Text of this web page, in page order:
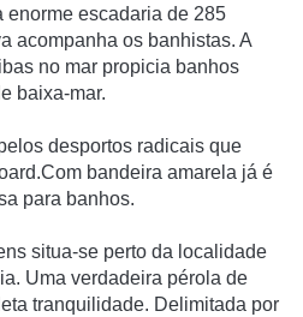
enorme escadaria de 285
acompanha os banhistas. A
no mar propicia banhos
baixa-mar.
desportos radicais que
bandeira amarela já é
para banhos.
situa-se perto da localidade
Uma verdadeira pérola de
tranquilidade. Delimitada por